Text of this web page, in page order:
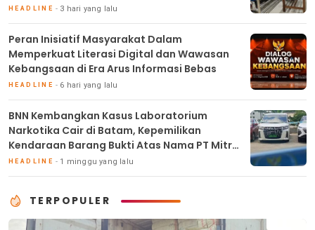
HEADLINE 3 hari yang lalu
Peran Inisiatif Masyarakat Dalam
Memperkuat Literasi Digital dan Wawasan
Kebangsaan di Era Arus Informasi Bebas
HEADLINE 6 hari yang lalu
BNN Kembangkan Kasus Laboratorium
Narkotika Cair di Batam, Kepemilikan
Kendaraan Barang Bukti Atas Nama PT Mitra
Usaha Properti
HEADLINE 1 minggu yang lalu
TERPOPULER